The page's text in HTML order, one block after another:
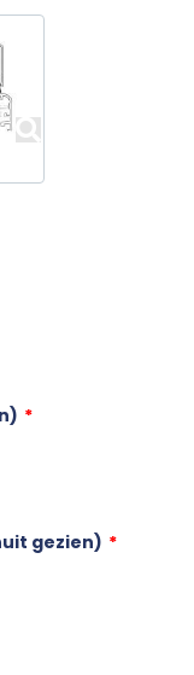
*
*
gezien)